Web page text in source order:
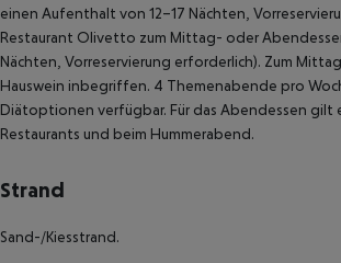
einen Aufenthalt von 12–17 Nächten,
Restaurant Olivetto zum Mittag- oder
Nächten, Vorreservierung erforderlich). Zum
Hauswein inbegriffen. 4 Themenabende pro
Diätoptionen verfügbar. Für das Abendessen
Restaurants und beim Hummerabend.
Strand
Sand-/Kiesstrand.